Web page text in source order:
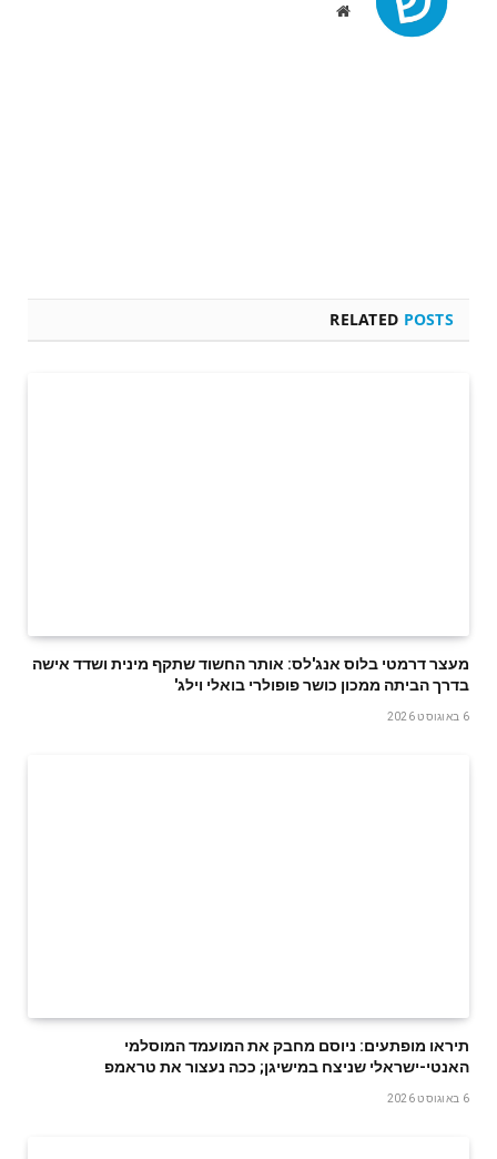
Website
RELATED POSTS
מעצר דרמטי בלוס אנג'לס: אותר החשוד שתקף מינית ושדד אישה
בדרך הביתה ממכון כושר פופולרי בואלי וילג'
6 באוגוסט 2026
תיראו מופתעים: ניוסם מחבק את המועמד המוסלמי
האנטי-ישראלי שניצח במישיגן; ככה נעצור את טראמפ
6 באוגוסט 2026